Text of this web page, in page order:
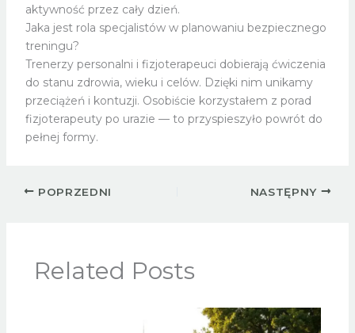
aktywność przez cały dzień.
Jaka jest rola specjalistów w planowaniu bezpiecznego
treningu?
Trenerzy personalni i fizjoterapeuci dobierają ćwiczenia
do stanu zdrowia, wieku i celów. Dzięki nim unikamy
przeciążeń i kontuzji. Osobiście korzystałem z porad
fizjoterapeuty po urazie — to przyspieszyło powrót do
pełnej formy.
POPRZEDNI NASTĘPNY
Related Posts